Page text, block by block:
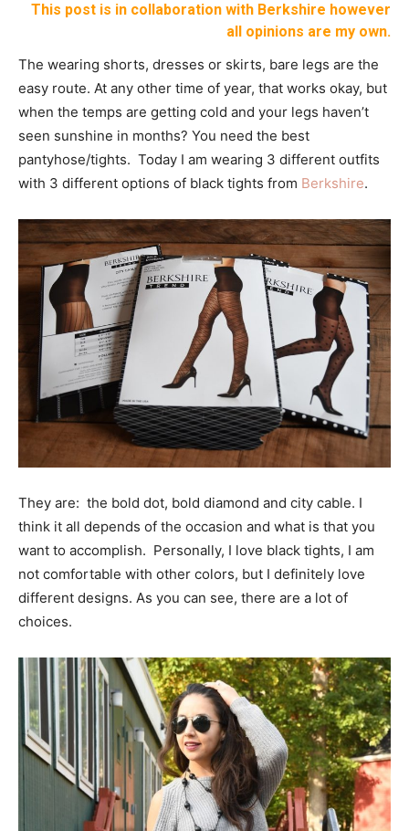
This post is in collaboration with Berkshire however
all opinions are my own.
The wearing shorts, dresses or skirts, bare legs are the
easy route. At any other time of year, that works okay, but
when the temps are getting cold and your legs haven’t
seen sunshine in months? You need the best
pantyhose/tights. Today I am wearing 3 different outfits
with 3 different options of black tights from Berkshire.
They are: the bold dot, bold diamond and city cable. I
think it all depends of the occasion and what is that you
want to accomplish. Personally, I love black tights, I am
not comfortable with other colors, but I definitely love
different designs. As you can see, there are a lot of
choices.